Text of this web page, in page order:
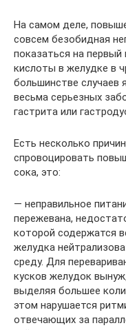
На самом деле,
совсем безобидная
показаться на
кислоты в желудке в
большинстве случаев
весьма серьезных
гастрита или
Есть несколько
спровоцировать
сока, это:
— неправильное
пережевана,
которой содержатся
желудка
среду. Для
кусков желудок
выделяя большее
этом нарушается
отвечающих за